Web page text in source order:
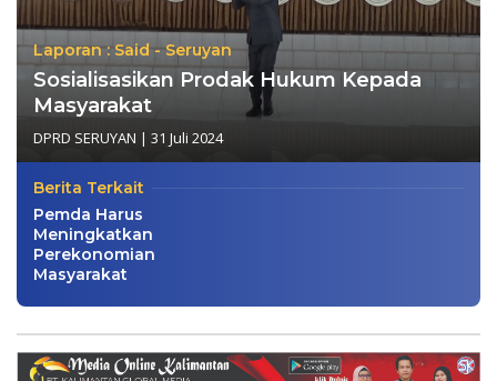
Laporan : Said - Seruyan
Sosialisasikan Prodak Hukum Kepada
Masyarakat
DPRD SERUYAN | 31 Juli 2024
Berita Terkait
Pemda Harus
Meningkatkan
Perekonomian
Masyarakat